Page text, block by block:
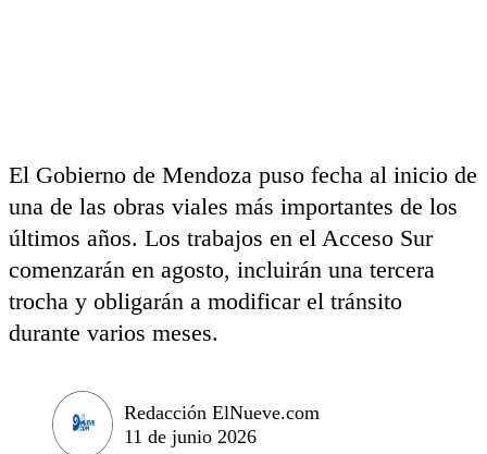
El Gobierno de Mendoza puso fecha al inicio de
una de las obras viales más importantes de los
últimos años. Los trabajos en el Acceso Sur
comenzarán en agosto, incluirán una tercera
trocha y obligarán a modificar el tránsito
durante varios meses.
Redacción ElNueve.com
11 de junio 2026